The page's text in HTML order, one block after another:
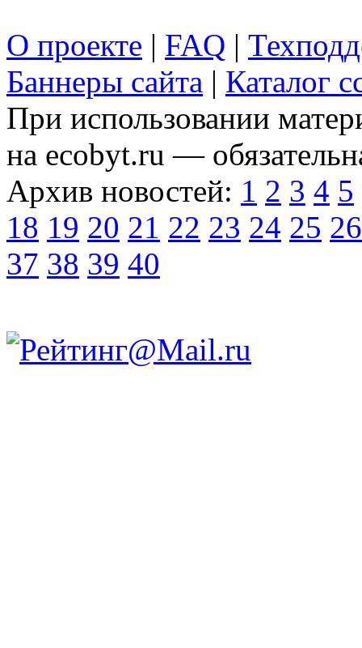
О проекте | FAQ |
Баннеры сайта | Каталог
При использовании
на ecobyt.ru —
Архив новостей: 1 2 3 4 5
18 19 20 21 22 23 24 25 26
37 38 39 40